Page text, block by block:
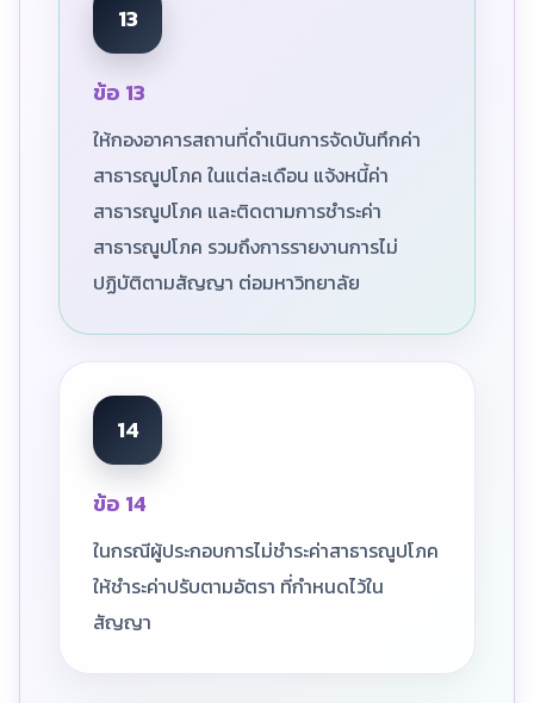
13
ข้อ 13
ให้กองอาคารสถานที่ดำเนินการจัดบันทึกค่า
สาธารณูปโภค ในแต่ละเดือน แจ้งหนี้ค่า
สาธารณูปโภค และติดตามการชำระค่า
สาธารณูปโภค รวมถึงการรายงานการไม่
ปฏิบัติตามสัญญา ต่อมหาวิทยาลัย
14
ข้อ 14
ในกรณีผู้ประกอบการไม่ชำระค่าสาธารณูปโภค
ให้ชำระค่าปรับตามอัตรา ที่กำหนดไว้ใน
สัญญา